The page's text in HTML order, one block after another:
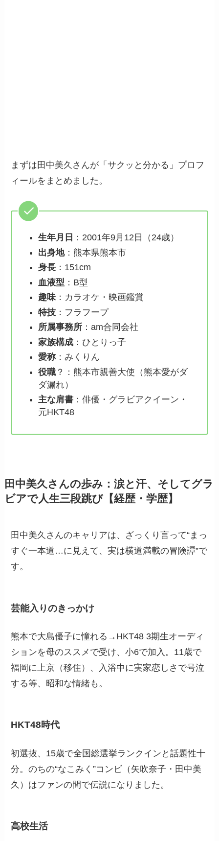
まずは田中美久さんが「サクッと分かる」プロフ
ィールをまとめました。
生年月日 ：2001年9月12日（24歳）
出身地：熊本県熊本市
身長 ：151cm
血液型 ：B型
趣味：カラオケ・映画鑑賞
特技 ：フラフープ
所属事務所 ：am合同会社
家族構成 ：ひとりっ子
愛称 ：みくりん
役職 ？：熊本市親善大使（熊本愛がダ
ダ漏れ）
主な肩書 ：俳優・グラビアクイーン・
元HKT48
田中美久さんの歩み：涙と汗、そしてグラ
ビアで人生三段跳び【経歴・学歴】
田中美久さんのキャリアは、ざっくり言って“まっ
すぐ一本道…に見えて、実は横道満載の冒険譚”で
す。
芸能入りのきっかけ
熊本で大島優子に憧れる→HKT48 3期生オーディ
ションを母のススメで受け、小6で加入。11歳で
福岡に上京（移住）、入浴中に実家恋しさで号泣
する等、昭和な情緒も。
HKT48時代
初選抜、15歳で全国総選挙ランクインと話題性十
分。のちの“なこみく”コンビ（矢吹奈子・田中美
久）はファンの間で伝説になりました。
高校生活